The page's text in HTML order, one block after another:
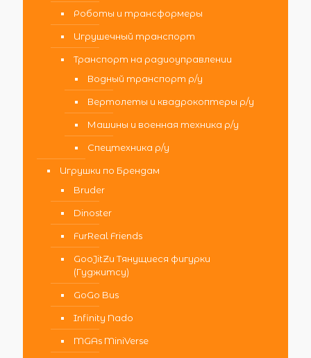
Роботы и трансформеры
Игрушечный транспорт
Транспорт на радиоуправлении
Водный транспорт р/у
Вертолеты и квадрокоптеры р/у
Машины и военная техника р/у
Спецтехника р/у
Игрушки по Брендам
Bruder
Dinoster
FurReal Friends
GooJitZu Тянущиеся фигурки
(Гуджитсу)
GoGo Bus
Infinity Nado
MGAs MiniVerse